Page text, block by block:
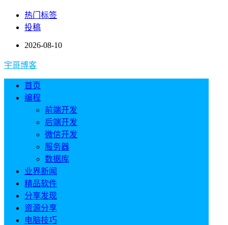
热门标签
投稿
2026-08-10
宇哥博客
首页
编程
前端开发
后端开发
微信开发
服务器
数据库
业界新闻
精品软件
分享发现
资源分享
电脑技巧